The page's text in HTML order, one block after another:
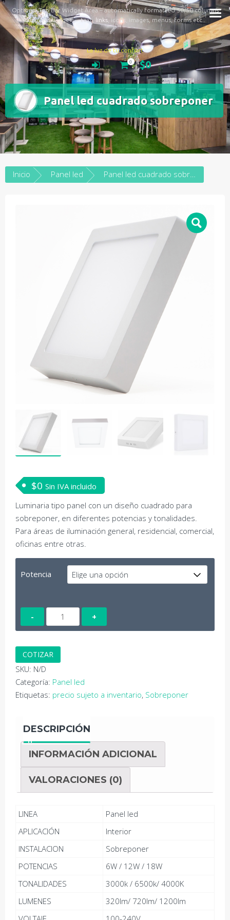
Optional Top Bar Widget Area – automatically formatted 50/50 columns
Supports widgets – text, links , icons, images, menus, forms etc..
La luz de tu confort
0 $0
Panel led cuadrado sobreponer
Inicio Panel led Panel led cuadrado sobreponer
$0 Sin IVA incluido
Luminaria tipo panel con un diseño cuadrado para
sobreponer, en diferentes potencias y tonalidades.
Para áreas de iluminación general, residencial, comercial,
oficinas entre otras.
Potencia
Panel
led
sobreponer
cantidad
COTIZAR
SKU: N/D
Categoría: Panel led
Etiquetas: precio sujeto a inventario, Sobreponer
DESCRIPCIÓN
INFORMACIÓN ADICIONAL
VALORACIONES (0)
LINEA
Panel led
APLICACIÓN
Interior
INSTALACION
Sobreponer
POTENCIAS
6W / 12W / 18W
TONALIDADES
3000k / 6500k/ 4000K
LUMENES
320lm/ 720lm/ 1200lm